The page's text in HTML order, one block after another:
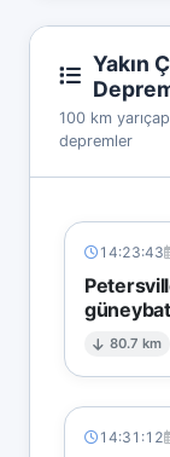
Yakın
100 km
depremler
14:23:43
80.7 km
14:31:12